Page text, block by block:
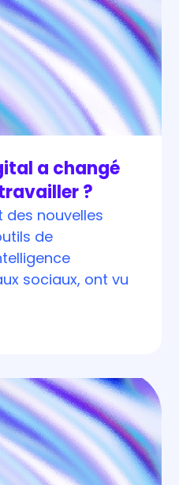
a changé
?
des nouvelles
de
sociaux, ont vu